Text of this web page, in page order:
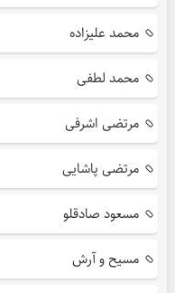
محمد علیزاده
محمد لطفی
مرتضی اشرفی
مرتضی پاشایی
مسعود صادقلو
مسیح و آرش